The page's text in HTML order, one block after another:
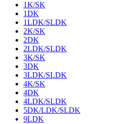
1K/SK
1DK
1LDK/SLDK
2K/SK
2DK
2LDK/SLDK
3K/SK
3DK
3LDK/SLDK
4K/SK
4DK
4LDK/SLDK
5DK/LDK/SLDK
9LDK